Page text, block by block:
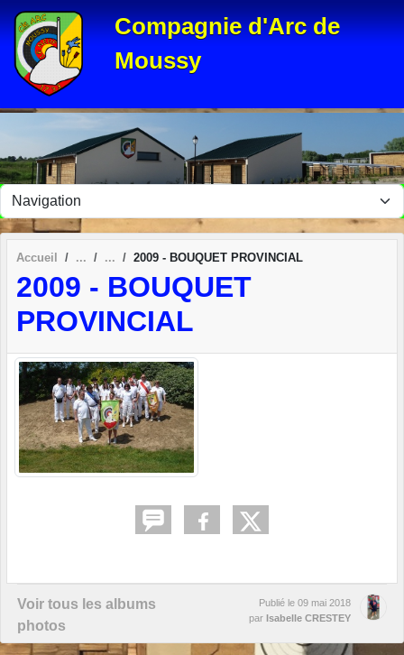
Compagnie d'Arc de
Moussy
Accueil 2009 - BOUQUET PROVINCIAL
2009 - BOUQUET
PROVINCIAL
Voir tous les albums
photos
Publié le 09 mai 2018
par Isabelle CRESTEY
Panneau de gestion des cookies